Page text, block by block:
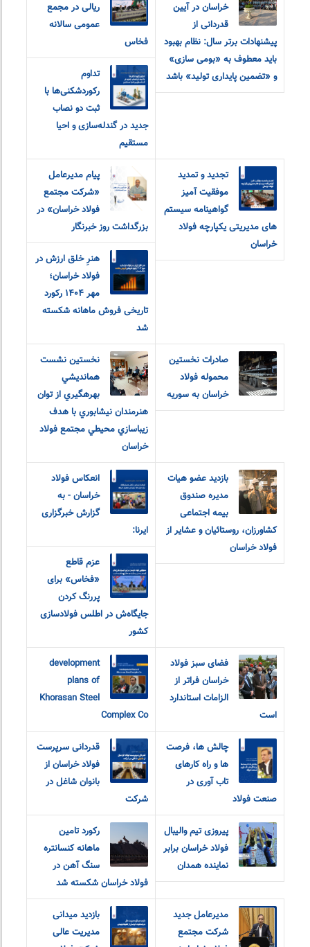
خراسان در آیین
قدردانی از
پیشنهادات برتر سال: نظام بهبود
باید معطوف به «بومی سازی»
و «تضمین پایداری تولید» باشد
ریالی در مجمع
عمومی سالانه
فخاس
تداوم
رکوردشکنی‌ها با
ثبت دو نصاب
جدید در گندله‌سازی و احیا
مستقیم
تجدید و تمدید
موفقیت آمیز
گواهینامه سیستم
های مدیریتی یکپارچه فولاد
خراسان
پیام مدیرعامل
«شرکت مجتمع
فولاد خراسان» در
بزرگداشت روز خبرنگار
هنرِ خلق ارزش در
فولاد خراسان؛
مهر ۱۴۰۴ رکورد
تاریخی فروش ماهانه شکسته
شد
صادرات نخستین
محموله فولاد
خراسان به سوریه
نخستين نشست
همانديشي
بهرهگيري از توان
هنرمندان نيشابوري با هدف
زيباسازي محيطي مجتمع فولاد
خراسان
بازدید عضو هیات
مدیره صندوق
بیمه اجتماعی
کشاورزان، روستائیان و عشایر از
فولاد خراسان
انعکاس فولاد
خراسان - به
گزارش خبرگزاری
ایرنا:
عزم قاطع
«فخاس» برای
پررنگ کردن
جایگاه‌ش در اطلس فولادسازی
کشور
فضای سبز فولاد
خراسان فراتر از
الزامات استاندارد
است
development
plans of
Khorasan Steel
Complex Co
چالش ها، فرصت
ها و راه کارهای
تاب آوری در
صنعت فولاد
قدردانی سرپرست
فولاد خراسان از
بانوان شاغل در
شرکت
پیروزی تیم والیبال
فولاد خراسان برابر
نماینده همدان
رکورد تامین
ماهانه کنسانتره
سنگ آهن در
فولاد خراسان شکسته شد
مدیرعامل جدید
شرکت مجتمع
بازدید میدانی
مدیریت عالی